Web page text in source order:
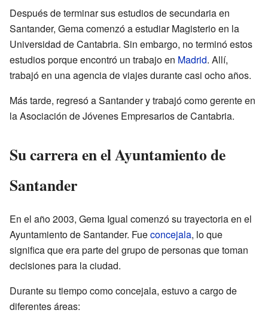
Después de terminar sus estudios de secundaria en
Santander, Gema comenzó a estudiar Magisterio en la
Universidad de Cantabria. Sin embargo, no terminó estos
estudios porque encontró un trabajo en Madrid. Allí,
trabajó en una agencia de viajes durante casi ocho años.
Más tarde, regresó a Santander y trabajó como gerente en
la Asociación de Jóvenes Empresarios de Cantabria.
Su carrera en el Ayuntamiento de
Santander
En el año 2003, Gema Igual comenzó su trayectoria en el
Ayuntamiento de Santander. Fueconcejala, lo que
significa que era parte del grupo de personas que toman
decisiones para la ciudad.
Durante su tiempo como concejala, estuvo a cargo de
diferentes áreas: